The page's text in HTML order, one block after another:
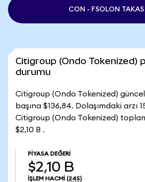
CON - FSOLON TAKAS
Citigroup (Ondo Tokenized)
durumu
Citigroup (Ondo Tokenized)
başına $136,84. Dolaşımdaki arzı
Citigroup (Ondo Tokenized)
$2,10 B .
PIYASA DEĞERI
$2,10 B
İŞLEM HACMI (24S)